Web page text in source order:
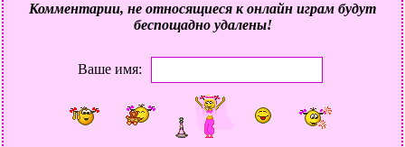
Комментарии, не относящиеся к онлайн играм будут
беспощадно удалены!
Ваше имя: